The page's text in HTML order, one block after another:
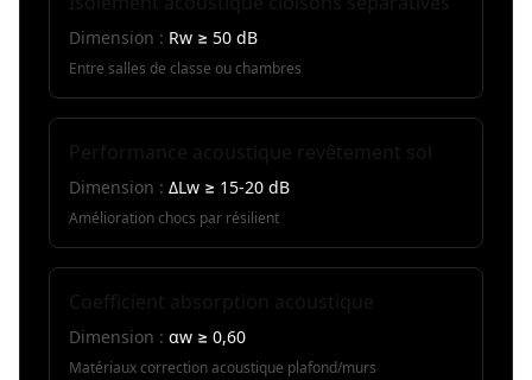
Dimension : Rw ≥ 50 dB
Entre salles de classe ou chambres
Dimension : ΔLw ≥ 15-20 dB
Amélioration chocs par résilient
Dimension : αw ≥ 0,60
Matériaux correction acoustique plafond/murs